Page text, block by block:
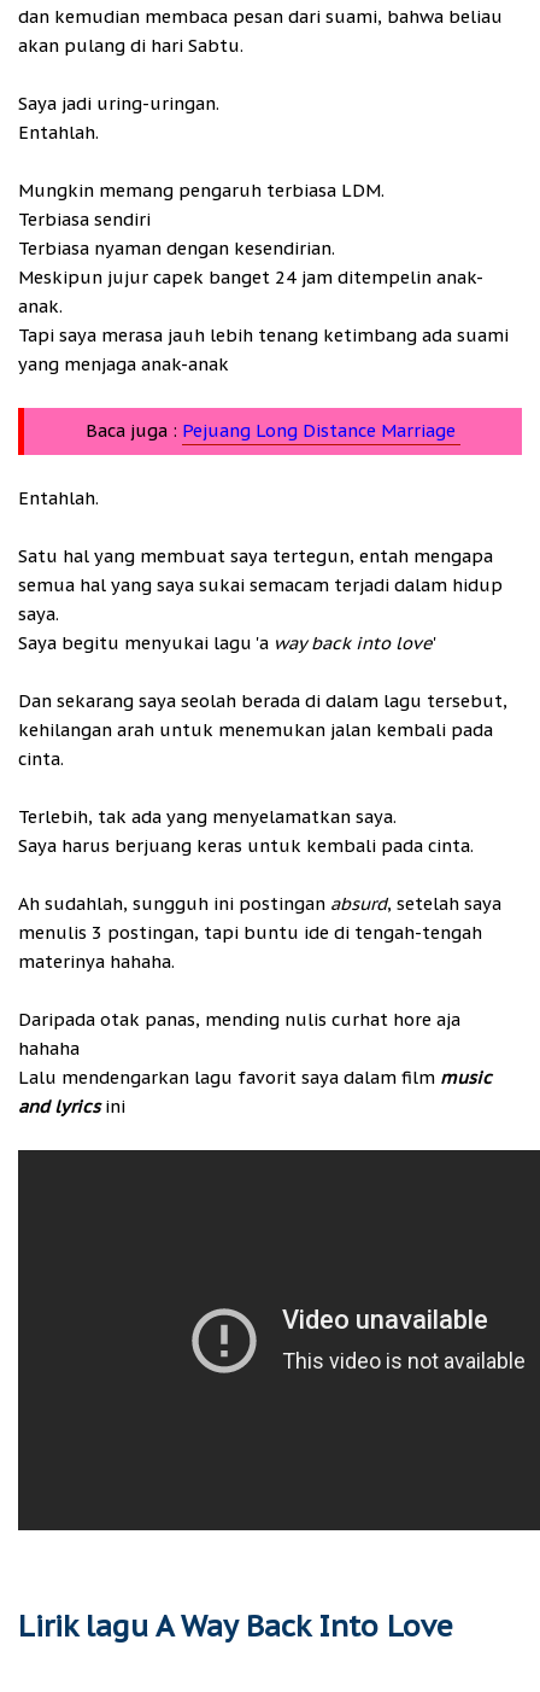
dan kemudian membaca pesan dari suami, bahwa beliau
akan pulang di hari Sabtu.
Saya jadi uring-uringan.
Entahlah.
Mungkin memang pengaruh terbiasa LDM.
Terbiasa sendiri
Terbiasa nyaman dengan kesendirian.
Meskipun jujur capek banget 24 jam ditempelin anak-
anak.
Tapi saya merasa jauh lebih tenang ketimbang ada suami
yang menjaga anak-anak
Baca juga : Pejuang Long Distance Marriage
Entahlah.
Satu hal yang membuat saya tertegun, entah mengapa
semua hal yang saya sukai semacam terjadi dalam hidup
saya.
Saya begitu menyukai lagu 'a way back into love'
Dan sekarang saya seolah berada di dalam lagu tersebut,
kehilangan arah untuk menemukan jalan kembali pada
cinta.
Terlebih, tak ada yang menyelamatkan saya.
Saya harus berjuang keras untuk kembali pada cinta.
Ah sudahlah, sungguh ini postingan absurd, setelah saya
menulis 3 postingan, tapi buntu ide di tengah-tengah
materinya hahaha.
Daripada otak panas, mending nulis curhat hore aja
hahaha
Lalu mendengarkan lagu favorit saya dalam film music
and lyricsini
Lirik lagu A Way Back Into Love